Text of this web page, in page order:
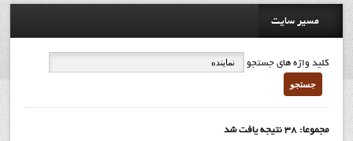
مسیر سایت
کلید واژه های جستجو
جستجو
مجموعا: 38 نتیجه یافت شد